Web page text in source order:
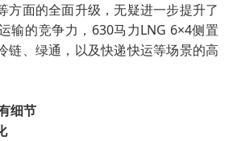
方面的全面升级，无疑进一步提升了
输的竞争力，630马力LNG 6×4侧置
链、绿通，以及快递快运等场景的高
细节